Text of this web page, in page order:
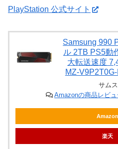
PlayStation 公式サイト
Samsung 990
ル 2TB PS5動
大転送速度
MZ-
サム
Amazonの商品レビ
Amazon
楽天